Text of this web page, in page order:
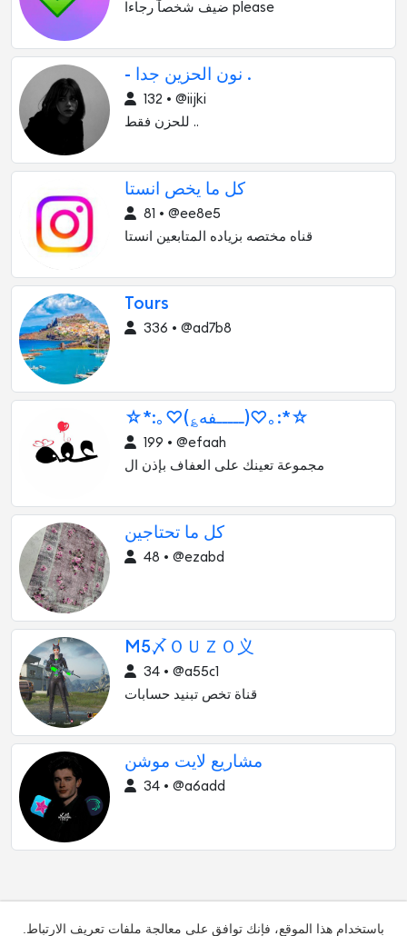
ضيف شخصآ رجاءا please
- نون الحزين جدا .
132 • @iijki
للحزن فقط ..
كل ما يخص انستا
81 • @ee8e5
قناه مختصه بزياده المتابعين انستا
Tours
336 • @ad7b8
☆*:｡♡(؏ـــــفه)♡｡:*☆
199 • @efaah
مجموعة تعينك على العفاف بإذن ال
كل ما تحتاجين
48 • @ezabd
M5〆ＯＵＺＯ义
34 • @a55c1
قناة تخص تبنيد حسابات
مشاريع لايت موشن
34 • @a6add
باستخدام هذا الموقع، فإنك توافق على معالجة ملفات تعريف الارتباط.